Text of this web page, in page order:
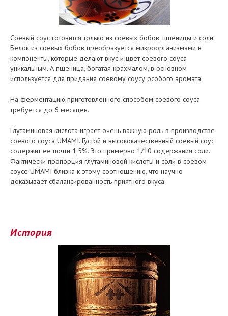
Соевый соус готовится только из соевых бобов, пшеницы и соли.
Белок из соевых бобов преобразуется микроорганизмами в
компоненты, которые делают вкус и цвет соевого соуса
уникальным. А пшеница, богатая крахмалом, в основном
используется для придания соевому соусу особого аромата.
На ферментацию приготовленного способом соевого соуса
требуется до 6 месяцев.
Глутаминовая кислота играет очень важную роль в производстве
соевого соуса UMAMI. Густой и высококачественный соевый соус
содержит ее почти 1,5%. Это примерно 1/10 содержания соли.
Фактически пропорция глутаминовой кислоты и соли в соевом
соусе UMAMI близка к этому соотношению, что научно
доказывает сбалансированность приятного вкуса.
История